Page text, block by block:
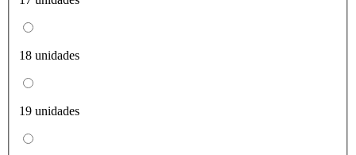
18 unidades
19 unidades